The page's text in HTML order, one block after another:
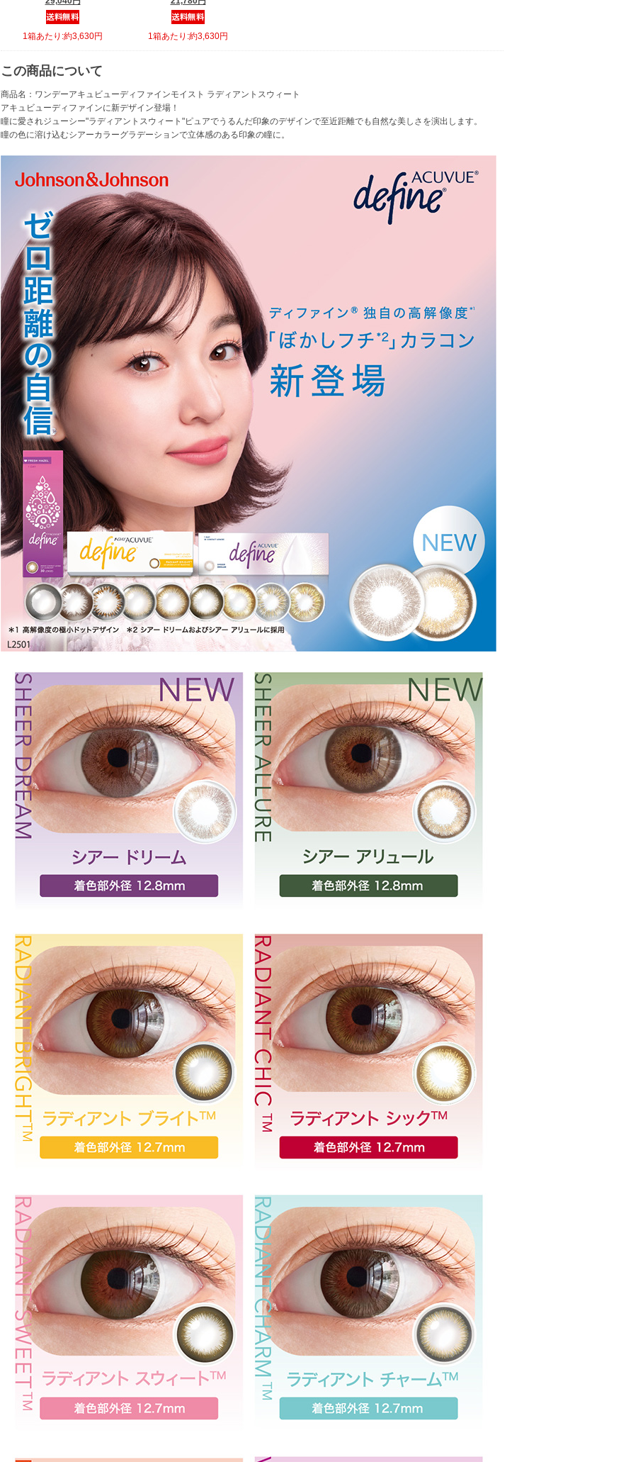
1箱あたり:約3,630円 1箱あたり:約3,630円
この商品について
商品名：ワンデーアキュビューディファインモイスト ラディアントスウィート
アキュビューディファインに新デザイン登場！
瞳に愛されジューシー"ラディアントスウィート"ピュアでうるんだ印象のデザインで至近距離でも自然な美しさを演出します。
瞳の色に溶け込むシアーカラーグラデーションで立体感のある印象の瞳に。